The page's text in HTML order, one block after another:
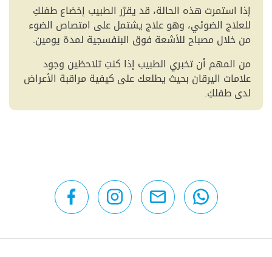
إذا استمرت هذه الحالة، قد يقرّر الطبيب إخضاع طفلكِ
للعلاج الضوئي، وهو علاج يشتمل على امتصاص الضوء
من خلال مصباح للأشعة فوق البنفسجية لمدة يومين.
من المهم أن تخبري الطبيب إذا كنتِ تلاحظين وجود
علامات اليرقان بحيث يطلعك على كيفية مراقبة الأعراض
لدى طفلكِ.